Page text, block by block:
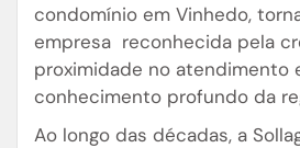
condomínio em Vinhedo,
empresa reconhecida pela
proximidade no atendimento
conhecimento profundo da
Ao longo das décadas, a